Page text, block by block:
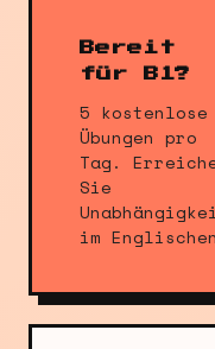
Bereit
für B1?
5 kostenlose
Übungen pro
Tag.
Sie
im